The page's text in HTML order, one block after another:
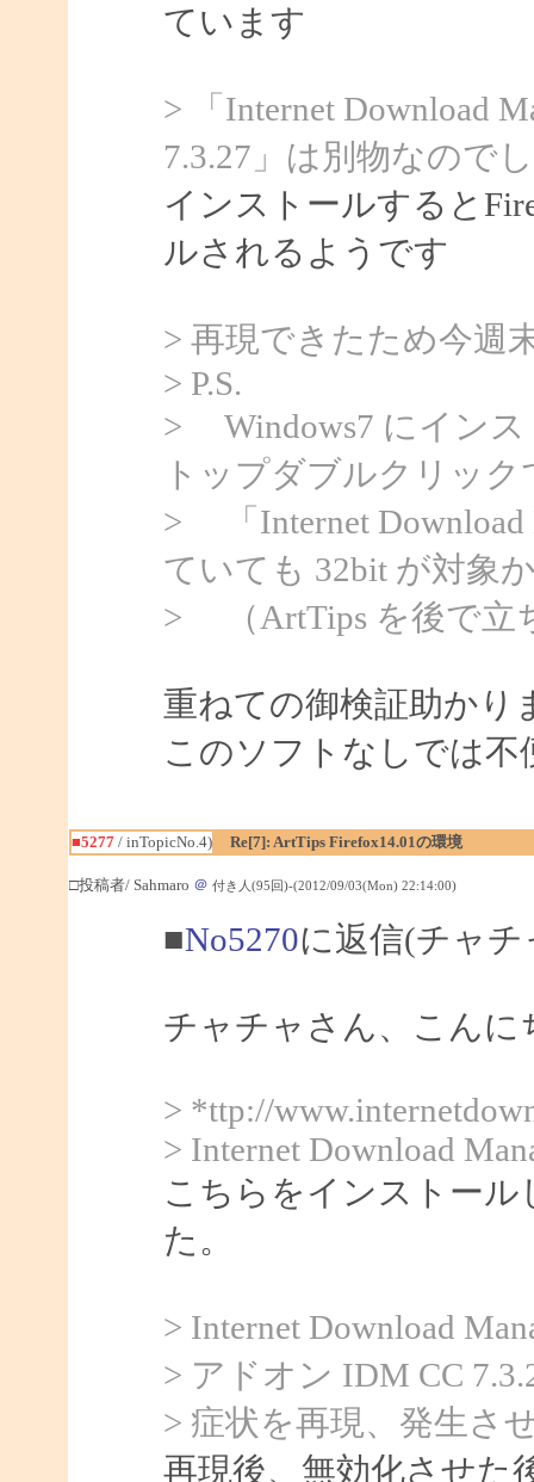
ています
> 「Internet Download
7.3.27」は別物なので
インストールすると
ルされるようです
> 再現できたため今週
> P.S.
> Windows7 にインス
トップダブルクリッ
> 「Internet Download
ていても 32bit が対象
> （ArtTips を後で立
重ねての御検証助かり
このソフトなしでは不
■5277/ inTopicNo.4) Re[7]: ArtTips Firefox14.01の環境
□投稿者/ Sahmaro ＠ 付き人(95回)-(2012/09/03(Mon) 22:14:00)
■No5270に返信(チャ
チャチャさん、こんに
> *ttp://
> Internet Download
こちらをインストー
た。
> Internet Download
> アドオン IDM CC
> 症状を再現、発生さ
再現後、無効化させた